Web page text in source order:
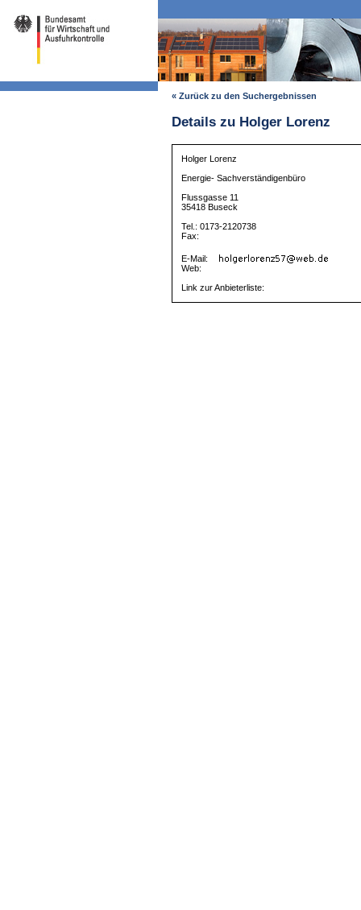
« Zurück zu den Suchergebnissen
Details zu Holger Lorenz
Holger Lorenz
Energie- Sachverständigenbüro
Flussgasse 11
35418 Buseck
Tel.: 0173-2120738
Fax:
E-Mail:
Web:
Link zur Anbieterliste: